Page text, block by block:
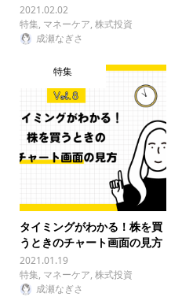
2021.02.02
特集, マネーケア, 株式投資
成瀬なぎさ
特集
タイミングがわかる！株を買
うときのチャート画面の見方
2021.01.19
特集, マネーケア, 株式投資
成瀬なぎさ